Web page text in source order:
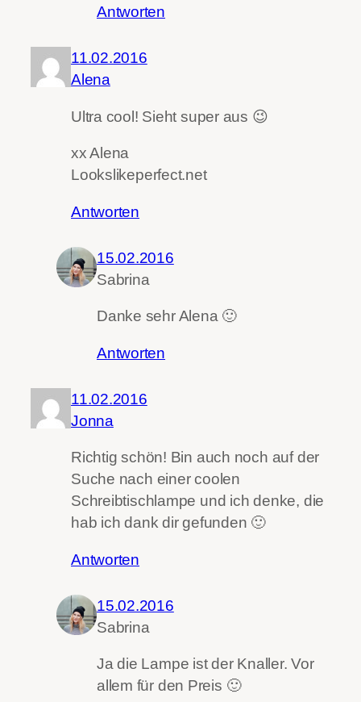
Antworten
11.02.2016
Alena
Ultra cool! Sieht super aus 😉
xx Alena
Lookslikeperfect.net
Antworten
15.02.2016
Sabrina
Danke sehr Alena 🙂
Antworten
11.02.2016
Jonna
Richtig schön! Bin auch noch auf der
Suche nach einer coolen
Schreibtischlampe und ich denke, die
hab ich dank dir gefunden 🙂
Antworten
15.02.2016
Sabrina
Ja die Lampe ist der Knaller. Vor
allem für den Preis 🙂